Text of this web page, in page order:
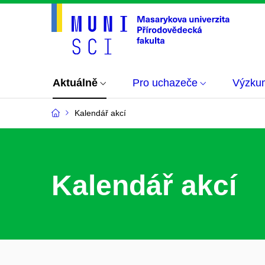
Aktuálně Pro uchazeče
Kalendář akcí
Kalendář akcí